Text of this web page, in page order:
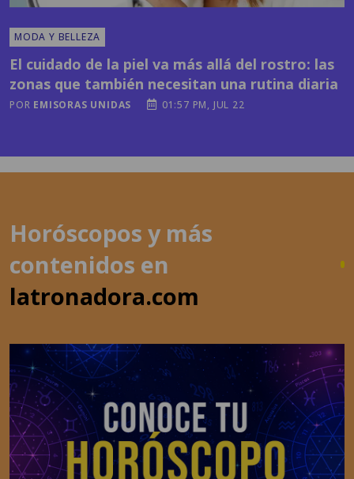
MODA Y BELLEZA
El cuidado de la piel va más allá del rostro: las
zonas que también necesitan una rutina diaria
POR EMISORAS UNIDAS 01:57 PM, JUL 22
Horóscopos y más
contenidos en
latronadora.com